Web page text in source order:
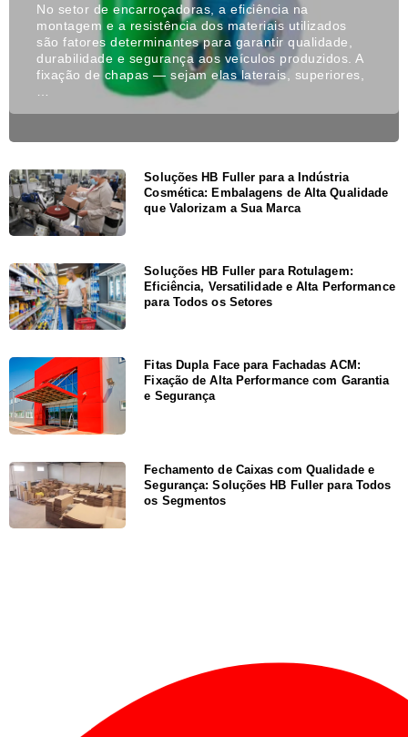
No setor de encarroçadoras, a eficiência na
montagem e a resistência dos materiais utilizados
são fatores determinantes para garantir qualidade,
durabilidade e segurança aos veículos produzidos. A
fixação de chapas — sejam elas laterais, superiores,
Soluções HB Fuller para a Indústria
Cosmética: Embalagens de Alta Qualidade
que Valorizam a Sua Marca
Soluções HB Fuller para Rotulagem:
Eficiência, Versatilidade e Alta Performance
para Todos os Setores
Fitas Dupla Face para Fachadas ACM:
Fixação de Alta Performance com Garantia
e Segurança
Fechamento de Caixas com Qualidade e
Segurança: Soluções HB Fuller para Todos
os Segmentos